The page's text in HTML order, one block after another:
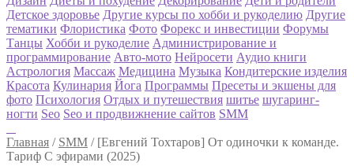
Детское здоровье Другие курсы по хобби и рукоделию Другие
тематики Флористика Фото Форекс и инвестиции Форумы
Танцы Хобби и рукоделие Администрирование и
программирование Авто-мото Нейросети Аудио книги
Астрология Массаж Медицина Музыка Кондитерские изделия
Красота Кулинария Йога Программы Пресеты и экшены для
фото Психология Отдых и путешествия шитье шугаринг-
ногти Seo Seo и продвижнение сайтов SMM
Главная / SMM / [Евгений Тохтаров] От одиночки к команде.
Тариф С эфирами (2025)